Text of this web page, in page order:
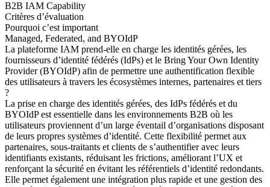
B2B IAM Capability
Critères d’évaluation
Pourquoi c’est important
Managed, Federated, and BYOIdP
La plateforme IAM prend-elle en charge les identités gérées, les
fournisseurs d’identité fédérés (IdPs) et le Bring Your Own Identity
Provider (BYOIdP) afin de permettre une authentification flexible
des utilisateurs à travers les écosystèmes internes, partenaires et tiers
?
La prise en charge des identités gérées, des IdPs fédérés et du
BYOIdP est essentielle dans les environnements B2B où les
utilisateurs proviennent d’un large éventail d’organisations disposant
de leurs propres systèmes d’identité. Cette flexibilité permet aux
partenaires, sous-traitants et clients de s’authentifier avec leurs
identifiants existants, réduisant les frictions, améliorant l’UX et
renforçant la sécurité en évitant les référentiels d’identité redondants.
Elle permet également une intégration plus rapide et une gestion des